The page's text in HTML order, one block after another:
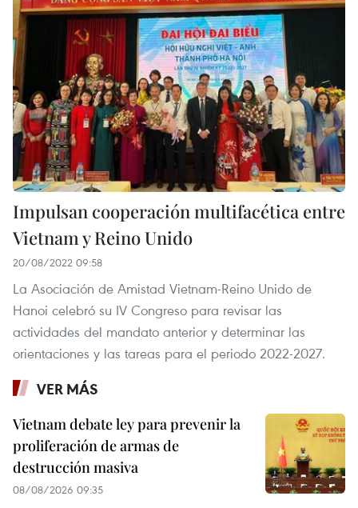
Impulsan cooperación multifacética entre
Vietnam y Reino Unido
20/08/2022 09:58
La Asociación de Amistad Vietnam-Reino Unido de
Hanoi celebró su IV Congreso para revisar las
actividades del mandato anterior y determinar las
orientaciones y las tareas para el periodo 2022-2027.
VER MÁS
Vietnam debate ley para prevenir la
proliferación de armas de
destrucción masiva
08/08/2026 09:35